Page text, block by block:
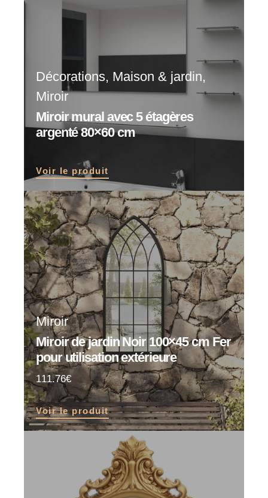
Décorations, Maison & jardin,
Miroir
Miroir mural avec 5 étagères
argenté 80×60 cm
Voir le produit
Miroir
Miroir de jardin Noir 100×45 cm Fer
pour utilisation extérieure
111.76
Voir le produit